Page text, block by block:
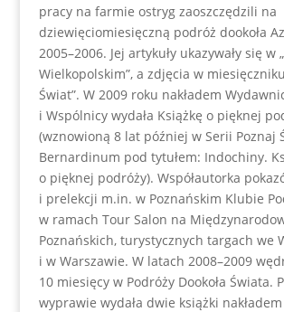
pracy na farmie ostryg zaoszczędzili na
dziewięciomiesięczną podróż dookoła
2005–2006. Jej artykuły ukazywały się w
Wielkopolskim”, a zdjęcia w
Świat”. W 2009 roku nakładem
i Wspólnicy wydała Książkę o pięknej
(wznowioną 8 lat później w Serii Poznaj
Bernardinum pod tytułem: Indochiny.
o pięknej podróży). Współautorka
i prelekcji m.in. w Poznańskim Klubie
w ramach Tour Salon na
Poznańskich, turystycznych targach we
i w Warszawie. W latach 2008–2009
10 miesięcy w Podróży Dookoła Świata.
wyprawie wydała dwie książki